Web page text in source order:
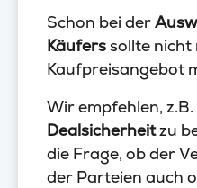
Schon bei der
Käuferssollte nicht
Kaufpreisangebot
Wir empfehlen,
Dealsicherheitzu
die Frage, ob der
der Parteien auch